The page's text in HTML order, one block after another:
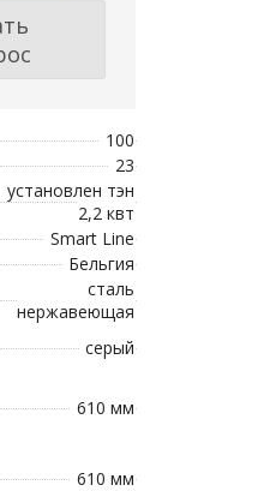
100
23
установлен тэн
2,2 квт
Smart Line
Бельгия
сталь
нержавеющая
серый
610 мм
610 мм